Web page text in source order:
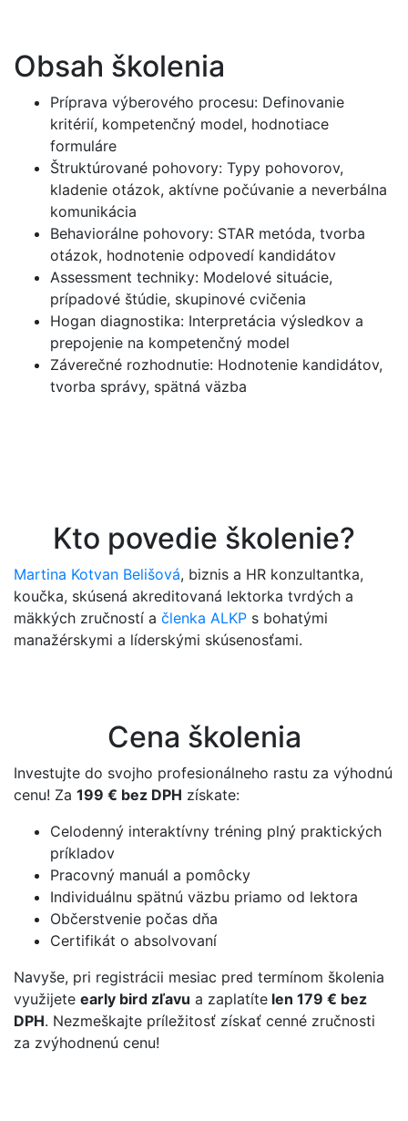
Obsah školenia
Príprava výberového procesu: Definovanie
kritérií, kompetenčný model, hodnotiace
formuláre
Štruktúrované pohovory: Typy pohovorov,
kladenie otázok, aktívne počúvanie a neverbálna
komunikácia
Behaviorálne pohovory: STAR metóda, tvorba
otázok, hodnotenie odpovedí kandidátov
Assessment techniky: Modelové situácie,
prípadové štúdie, skupinové cvičenia
Hogan diagnostika: Interpretácia výsledkov a
prepojenie na kompetenčný model
Záverečné rozhodnutie: Hodnotenie kandidátov,
tvorba správy, spätná väzba
Kto povedie školenie?
Martina Kotvan Belišová, biznis a HR konzultantka,
koučka, skúsená akreditovaná lektorka tvrdých a
mäkkých zručností a členka ALKP s bohatými
manažérskymi a líderskými skúsenosťami.
Cena školenia
Investujte do svojho profesionálneho rastu za výhodnú
cenu! Za 199 € bez DPH získate:
Celodenný interaktívny tréning plný praktických
príkladov
Pracovný manuál a pomôcky
Individuálnu spätnú väzbu priamo od lektora
Občerstvenie počas dňa
Certifikát o absolvovaní
Navyše, pri registrácii mesiac pred termínom školenia
využijete early bird zľavu a zaplatíte len 179 € bez
DPH. Nezmeškajte príležitosť získať cenné zručnosti
za zvýhodnenú cenu!